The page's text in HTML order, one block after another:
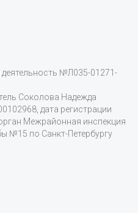
№Л035-01271-
Соколова Надежда
дата регистрации
Межрайонная инспекция
№15 по Санкт-Петербургу